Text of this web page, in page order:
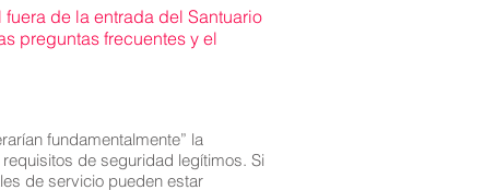
de la entrada del Santuario
preguntas frecuentes y el
fundamentalmente” la
de seguridad legítimos. Si
de servicio pueden estar